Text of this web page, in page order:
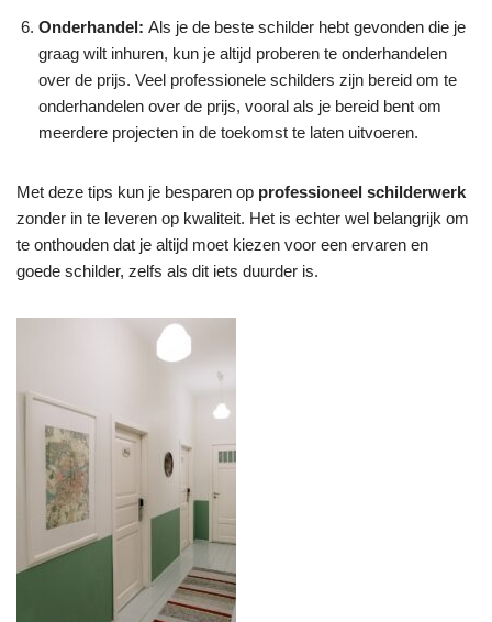
Onderhandel: Als je de beste schilder hebt gevonden die je
graag wilt inhuren, kun je altijd proberen te onderhandelen
over de prijs. Veel professionele schilders zijn bereid om te
onderhandelen over de prijs, vooral als je bereid bent om
meerdere projecten in de toekomst te laten uitvoeren.
Met deze tips kun je besparen op professioneel schilderwerk
zonder in te leveren op kwaliteit. Het is echter wel belangrijk om
te onthouden dat je altijd moet kiezen voor een ervaren en
goede schilder, zelfs als dit iets duurder is.